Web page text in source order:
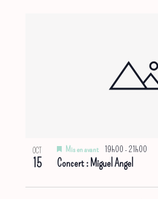
OCT
15 Concert : Miguel Angel
Mis en avant 19h00 -21h00